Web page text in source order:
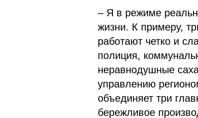
– Я в режиме
жизни. К примеру,
работают четко и
полиция,
неравнодушные
управлению
объединяет три
бережливое